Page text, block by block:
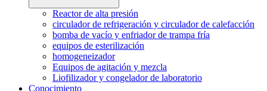
Reactor de alta presión
circulador de refrigeración y circulador de calefacción
bomba de vacío y enfriador de trampa fría
equipos de esterilización
homogeneizador
Equipos de agitación y mezcla
Liofilizador y congelador de laboratorio
Conocimiento